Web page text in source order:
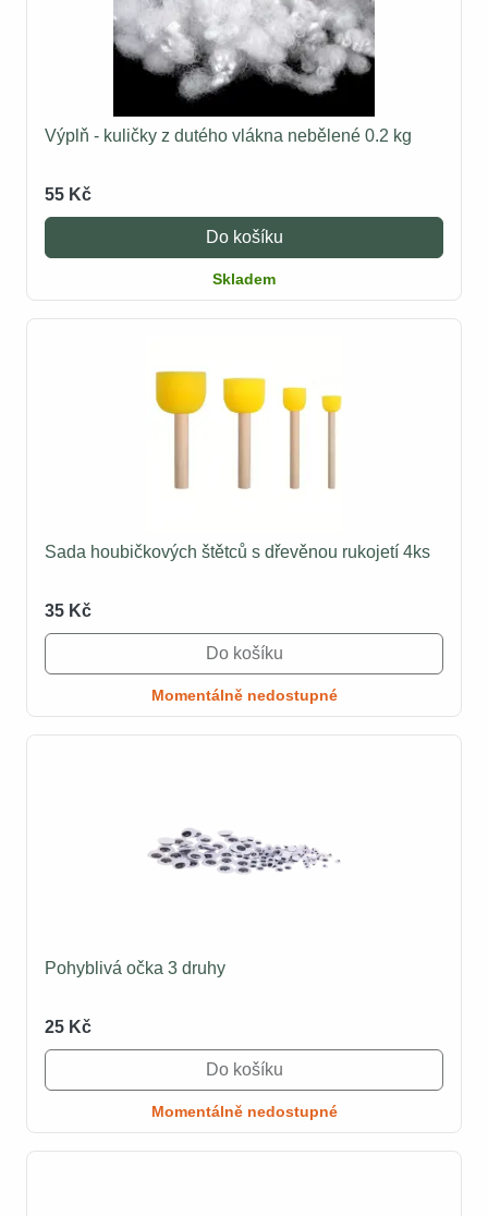
Výplň - kuličky z dutého vlákna nebělené 0.2 kg
55 Kč
Do košíku
Skladem
Sada houbičkových štětců s dřevěnou rukojetí 4ks
35 Kč
Do košíku
Momentálně nedostupné
Pohyblivá očka 3 druhy
25 Kč
Do košíku
Momentálně nedostupné